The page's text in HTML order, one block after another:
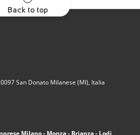
Back to top
San Donato Milanese (MI), Italia
Milano - Monza - Brianza - Lodi